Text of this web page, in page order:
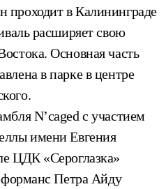
в Калининграде
расширяет свою
Основная часть
в парке в центре
N’caged с участием
имени Евгения
ЦДК «Сероглазка»
Петра Айду